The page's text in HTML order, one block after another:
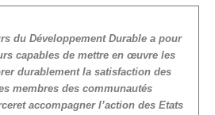
du Développement Durable a pour
capables de mettre en œuvre les
durablement la satisfaction des
membres des communautés
ceret accompagner l’action des Etats